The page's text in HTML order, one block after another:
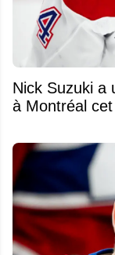
Nick Suzuki a
à Montréal